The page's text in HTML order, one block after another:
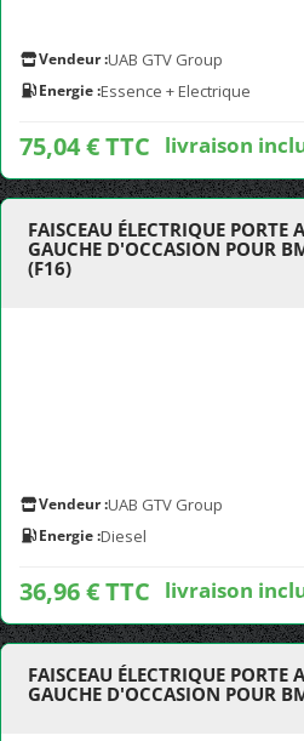
Vendeur :UAB GTV Group
Energie :Essence + Electrique
75,04 € TTC livraison
FAISCEAU ÉLECTRIQUE PORTE
GAUCHE D'OCCASION POUR
(F16)
Vendeur :UAB GTV Group
Energie :Diesel
36,96 € TTC livraison
FAISCEAU ÉLECTRIQUE PORTE
GAUCHE D'OCCASION POUR